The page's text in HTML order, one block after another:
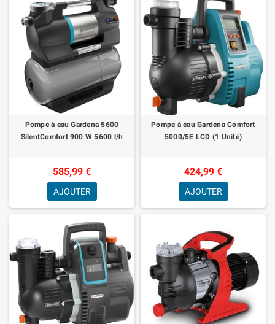
Pompe à eau Gardena 5600
SilentComfort 900 W 5600 l/h
585,99 €
AJOUTER
Pompe à eau Gardena Comfort
5000/5E LCD (1 Unité)
424,99 €
AJOUTER